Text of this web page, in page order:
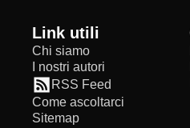
Link utili
Chi siamo
I nostri autori
RSS Feed
Come ascoltarci
Sitemap